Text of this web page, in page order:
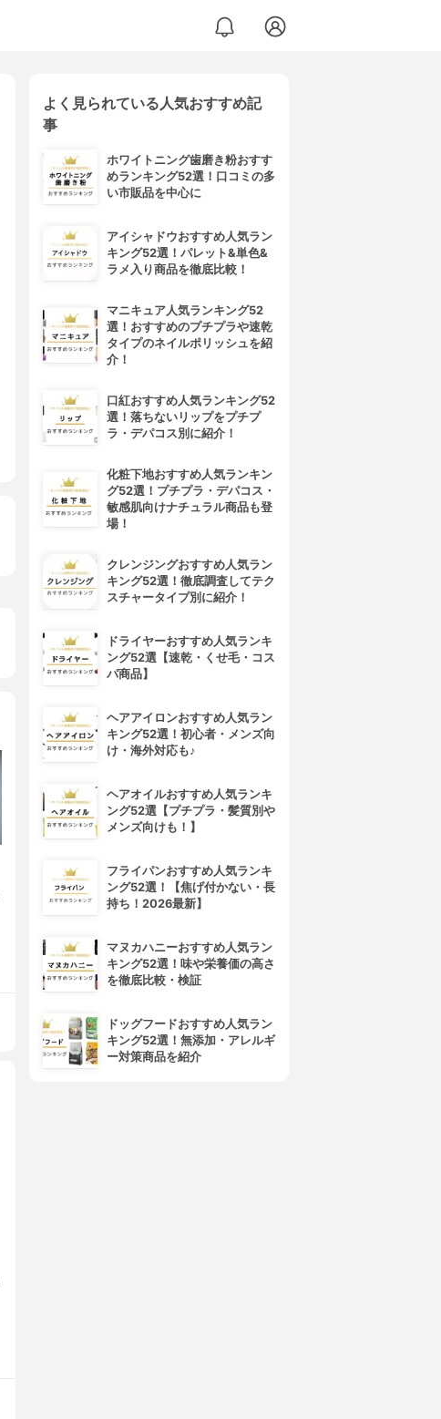
よく見られている人気おすすめ記
事
ホワイトニング歯磨き粉おすす
めランキング52選！口コミの多
い市販品を中心に
アイシャドウおすすめ人気ラン
キング52選！パレット&単色&
ラメ入り商品を徹底比較！
マニキュア人気ランキング52
選！おすすめのプチプラや速乾
タイプのネイルポリッシュを紹
介！
口紅おすすめ人気ランキング52
選！落ちないリップをプチプ
ラ・デパコス別に紹介！
化粧下地おすすめ人気ランキン
グ52選！プチプラ・デパコス・
敏感肌向けナチュラル商品も登
場！
クレンジングおすすめ人気ラン
キング52選！徹底調査してテク
スチャータイプ別に紹介！
ドライヤーおすすめ人気ランキ
ング52選【速乾・くせ毛・コス
パ商品】
ヘアアイロンおすすめ人気ラン
キング52選！初心者・メンズ向
け・海外対応も♪
ヘアオイルおすすめ人気ランキ
ング52選【プチプラ・髪質別や
メンズ向けも！】
フライパンおすすめ人気ランキ
ング52選！【焦げ付かない・長
持ち！2026最新】
マヌカハニーおすすめ人気ラン
キング52選！味や栄養価の高さ
を徹底比較・検証
ドッグフードおすすめ人気ラン
キング52選！無添加・アレルギ
ー対策商品を紹介